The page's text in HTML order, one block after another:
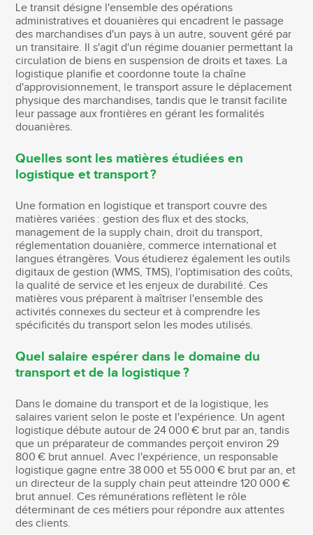
Le transit désigne l'ensemble des opérations
administratives et douanières qui encadrent le passage
des marchandises d'un pays à un autre, souvent géré par
un transitaire. Il s'agit d'un régime douanier permettant la
circulation de biens en suspension de droits et taxes. La
logistique planifie et coordonne toute la chaîne
d'approvisionnement, le transport assure le déplacement
physique des marchandises, tandis que le transit facilite
leur passage aux frontières en gérant les formalités
douanières.
Quelles sont les matières étudiées en
logistique et transport ?
Une formation en logistique et transport couvre des
matières variées : gestion des flux et des stocks,
management de la supply chain, droit du transport,
réglementation douanière, commerce international et
langues étrangères. Vous étudierez également les outils
digitaux de gestion (WMS, TMS), l'optimisation des coûts,
la qualité de service et les enjeux de durabilité. Ces
matières vous préparent à maîtriser l'ensemble des
activités connexes du secteur et à comprendre les
spécificités du transport selon les modes utilisés.
Quel salaire espérer dans le domaine du
transport et de la logistique ?
Dans le domaine du transport et de la logistique, les
salaires varient selon le poste et l'expérience. Un agent
logistique débute autour de 24 000 € brut par an, tandis
que un préparateur de commandes perçoit environ 29
800 € brut annuel. Avec l'expérience, un responsable
logistique gagne entre 38 000 et 55 000 € brut par an, et
un directeur de la supply chain peut atteindre 120 000 €
brut annuel. Ces rémunérations reflètent le rôle
déterminant de ces métiers pour répondre aux attentes
des clients.